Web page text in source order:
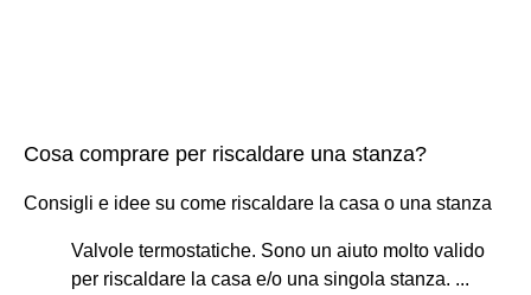
Cosa comprare per riscaldare una stanza?
Consigli e idee su come riscaldare la casa o una stanza
Valvole termostatiche. Sono un aiuto molto valido
per riscaldare la casa e/o una singola stanza. ...